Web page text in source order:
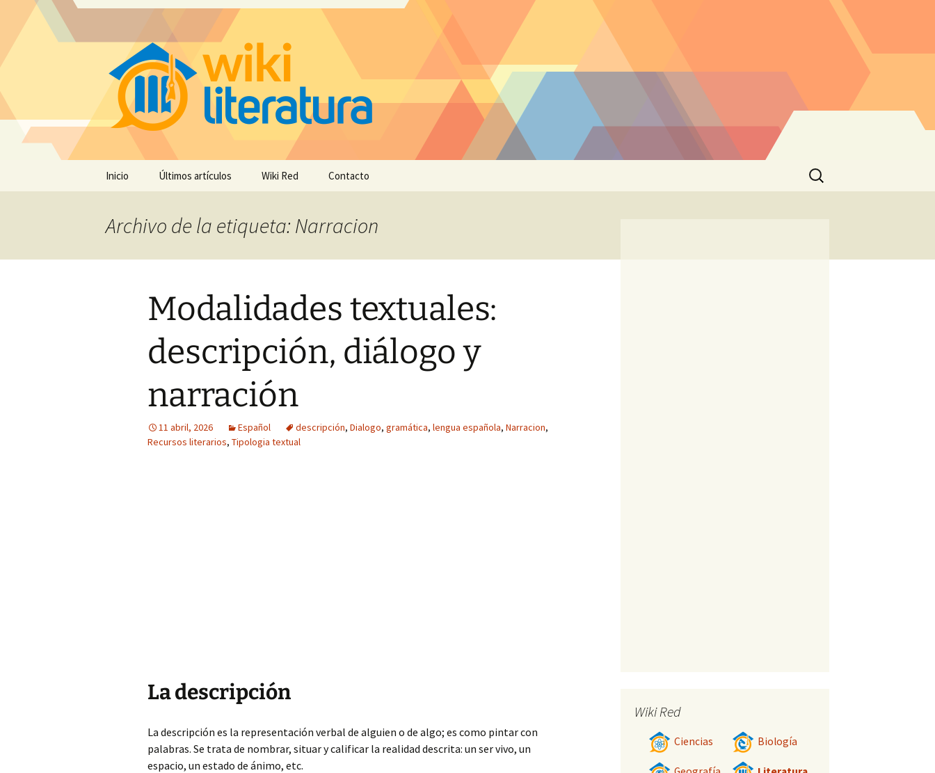
Inicio Últimos artículos Wiki Red Contacto
Buscar:
Archivo de la etiqueta: Narracion
Modalidades textuales:
descripción, diálogo y
narración
11 abril, 2026 Español descripción, Dialogo, gramática, lengua española, Narracion,
Recursos literarios, Tipologia textual
La descripción
La descripción es la representación verbal de alguien o de algo; es como pintar con
palabras. Se trata de nombrar, situar y calificar la realidad descrita: un ser vivo, un
espacio, un estado de ánimo, etc.
Wiki Red
Ciencias Biología